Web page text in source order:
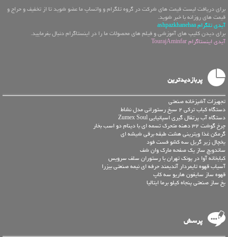
برای دریافت لیست قیمت های شرکت در گروه تلگرام و واتساپ ما عضو شوید تا از تخفیف و حراج و
قیمت های روزانه با خبر شوید.
آیدی تلگرام ashpazkhanehaa
برای دیدن کلیپ های آموزشی و فیلم های محصولات ما را در اینستاگرام دنبال بفرمایید.
آیدی اینستاگرام TourajAminfar
پربازدیدترین
تجهیزات آشپزخانه صنعتی
دستگاه کباب ترکی 2 سیخ رستورانی مدل نشاط
دستگاه آب پرتقال گیری اسپانیایی Zumex Soul
چرخ گوشت 32 دهنه متحرک تسمه ای با دینام دو اسب بخار
گرمکن غذا ویترینی هشت طبقه برقی شیشه ای
یخچال زیر گریل سه کشو فست فود
ساندویچ ساز یک صفحه مارک وان شف
کبابخانه آوا در پونک تهران با رستوران سلف سرویس
آسیاب قهوه تایمردار آندیمند حرفه ای نیمه صنعتی بیزرا
قهوه ساز سایفون هاریو سه کاپ
یخ ساز صنعتی پنجاه کیلو برما ایتالیا
پرسش